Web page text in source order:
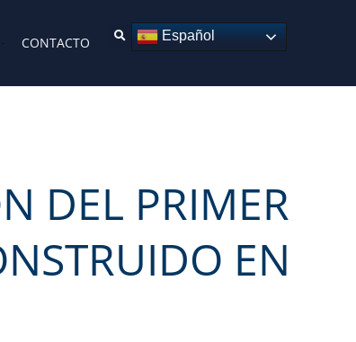
CONTACTO Español
DEL PRIMER
EN